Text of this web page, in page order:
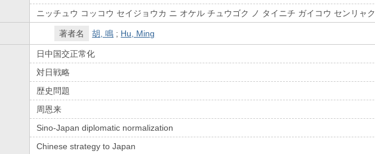
ニッチュウ コッコウ セイジョウカ ニ オケル チュウゴク ノ タイニチ ガイコウ センリャク
著者名 胡, 鳴 ; Hu, Ming
日中国交正常化
対日戦略
歴史問題
周恩来
Sino-Japan diplomatic normalization
Chinese strategy to Japan